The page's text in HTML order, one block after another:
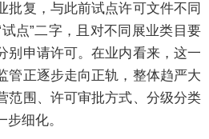
批复，与此前试点许可文件不同
点”二字，且对不同展业类目要
别申请许可。在业内看来，这一
管正逐步走向正轨，整体趋严大
范围、许可审批方式、分级分类
细化。